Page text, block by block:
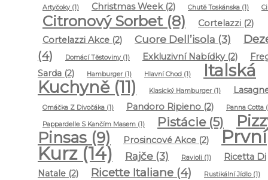
Artyčoky (1) Christmas Week(2) Chutě Toskánska (1)
Citronový Sorbet(8) Cortelazzi (2)
Cortelazzi Akce (2) Cuore Dell’isola (3)
(4)
Domácí Těstoviny (1) Exkluzivní Nabídky(2)
Sarda (2) Hamburger(1) Hlavní Chod (1)
Italská
Kuchyně(11) Klasický Hamburger(1)
Omáčka Z Divočáka (1) Pandoro Ripieno (2) Panna Cotta
Pappardelle S Kančím Masem (1) Pistácie(5)
Pinsas (9) Prosincové Akce (2)
První
Kurz(14) Rajče (3) Ravioli (1)
Ricetta Di
Natale (2) Ricette Italiane (4) Rustikální Jídlo(1)